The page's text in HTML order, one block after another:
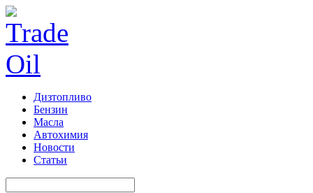
Дизтопливо
Бензин
Масла
Автохимия
Новости
Статьи